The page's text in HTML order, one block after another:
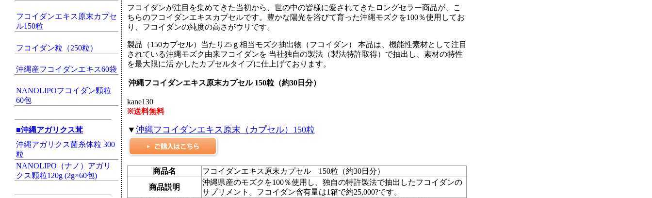
フコイダンエキス原末カプセ
ル150粒
フコイダン粒（250粒）
沖縄産フコイダンエキス60袋
NANOLIPOフコイダン顆粒
60包
■沖縄アガリクス茸
沖縄アガリクス菌糸体粒 300
粒
NANOLIPO（ナノ）アガリ
クス顆粒120g (2g×60包)
フコイダンが注目を集めてきた当初から、世の中の皆様に愛されてきたロングセラー商品が、こ
ちらのフコイダンエキスカプセルです。豊かな陽光を浴びて育った沖縄モズクを100％使用してお
り、フコイダンの純度の高さがウリです。
製品（150カプセル）当たり25ｇ相当モズク抽出物（フコイダン） 本品は、機能性素材として注目
されている沖縄モズク由来フコイダンを 当社独自の製法（製法特許取得）で抽出し、素材の特性
を最大限に活 かしたカプセルタイプに仕上げております。
沖縄フコイダンエキス原末カプセル 150粒（約30日分）
kane130
※送料無料
▼ 沖縄フコイダンエキス原末（カプセル）150粒
商品名
フコイダンエキス原末カプセル 150粒（約30日分）
商品説明
沖縄県産のモズクを100％使用し、独自の特許製法で抽出したフコイダンの
サプリメント。フコイダン含有量は1箱で約25,000?です。